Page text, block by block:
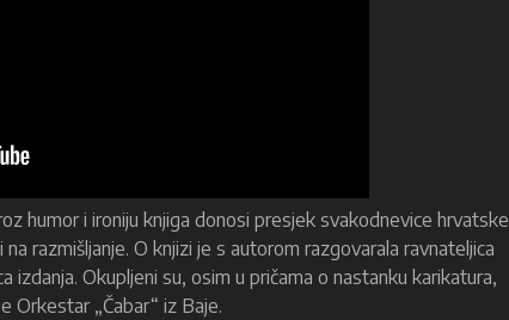
humor i ironiju knjiga donosi presjek svakodnevice hrvatske
razmišljanje. O knjizi je s autorom razgovarala ravnateljica
izdanja. Okupljeni su, osim u pričama o nastanku karikatura,
Orkestar „Čabar“ iz Baje.